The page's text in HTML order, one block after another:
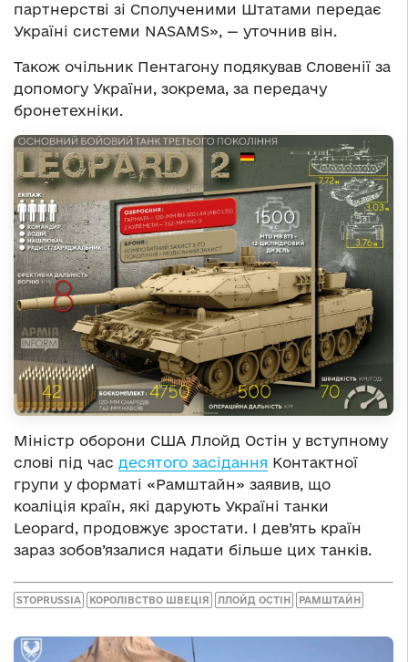
партнерстві зі Сполученими Штатами передає
Україні системи NASAMS», — уточнив він.
Також очільник Пентагону подякував Словенії за
допомогу України, зокрема, за передачу
бронетехніки.
Міністр оборони США Ллойд Остін у вступному
слові під час десятого засідання Контактної
групи у форматі «Рамштайн» заявив, що
коаліція країн, які дарують Україні танки
Leopard, продовжує зростати. І дев’ять країн
зараз зобов’язалися надати більше цих танків.
STOPRUSSIA КОРОЛІВСТВО ШВЕЦІЯ ЛЛОЙД ОСТІН РАМШТАЙН